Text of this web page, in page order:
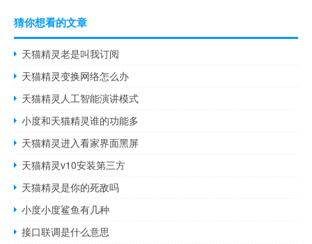
猜你想看的文章
天猫精灵老是叫我订阅
天猫精灵变换网络怎么办
天猫精灵人工智能演讲模式
小度和天猫精灵谁的功能多
天猫精灵进入看家界面黑屏
天猫精灵v10安装第三方
天猫精灵是你的死敌吗
小度小度鲨鱼有几种
接口联调是什么意思